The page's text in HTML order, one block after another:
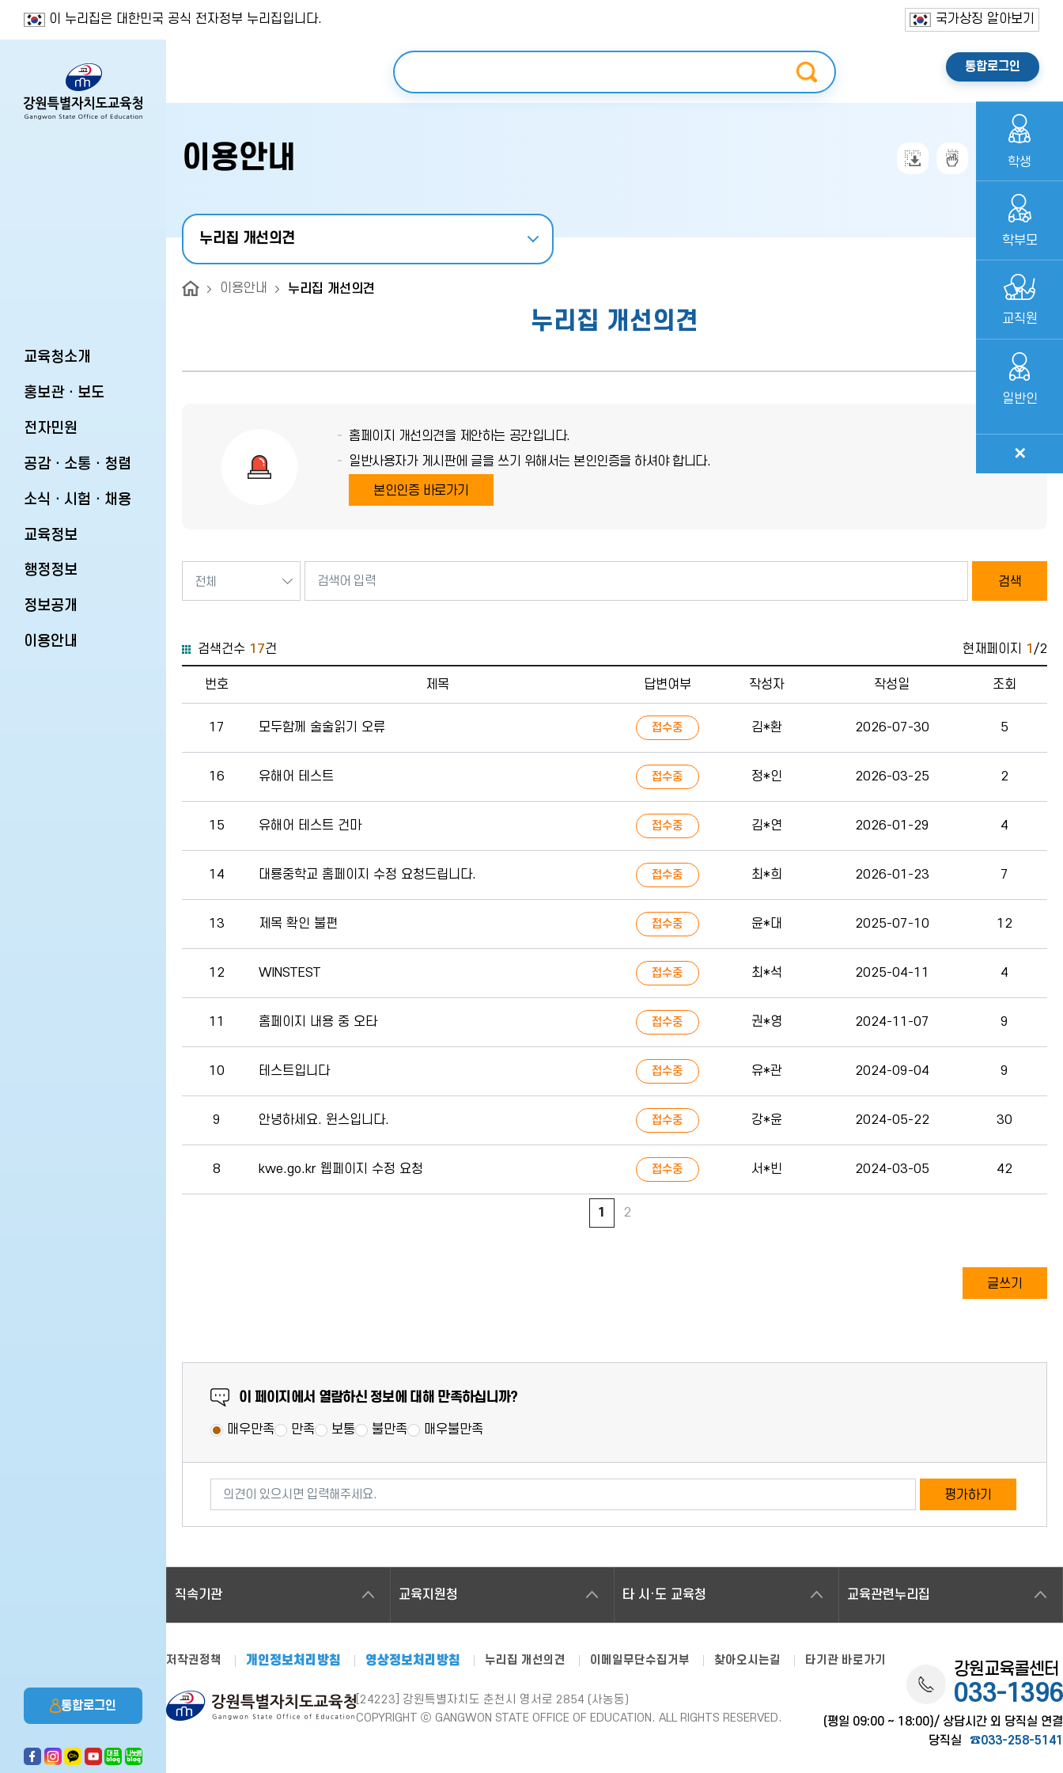
이 누리집은 대한민국 공식 전자정부 누리집입니다.
국가상징 알아보기
통합로그인
통합로그인
검색어 입력
교육청소개
홍보관ㆍ보도
전자민원
공감ㆍ소통ㆍ청렴
소식ㆍ시험ㆍ채용
교육정보
행정정보
정보공개
이용안내
이용안내
누리집 개선의견
이용안내 누리집 개선의견
누리집 개선의견
홈페이지 개선의견을 제안하는 공간입니다.
일반사용자가 게시판에 글을 쓰기 위해서는 본인인증을 하셔야 합니다.
본인인증 바로가기
검색
검색건수 17건 현재페이지 1 /2
번호 제목 답변여부 작성자 작성일 조회
17 모두함께 술술읽기 오류 접수중 김*환 2026-07-30 5
16 유해어 테스트 접수중 정*인 2026-03-25 2
15 유해어 테스트 건마 접수중 김*연 2026-01-29 4
14 대룡중학교 홈페이지 수정 요청드립니다. 접수중 최*희 2026-01-23 7
13 제목 확인 불편 접수중 윤*대 2025-07-10 12
12 WINSTEST 접수중 최*석 2025-04-11 4
11 홈페이지 내용 중 오타 접수중 권*영 2024-11-07 9
10 테스트입니다 접수중 유*관 2024-09-04 9
9 안녕하세요. 윈스입니다. 접수중 강*윤 2024-05-22 30
8 kwe.go.kr 웹페이지 수정 요청 접수중 서*빈 2024-03-05 42
1 2
글쓰기
만족도 조사
이 페이지에서 열람하신 정보에 대해 만족하십니까?
매우만족 만족 보통 불만족 매우불만족
의견이 있으시면 입력해주세요.
평가하기
직속기관 교육지원청 타 시·도 교육청 교육관련누리집
저작권정책 개인정보처리방침 영상정보처리방침 누리집 개선의견 이메일무단수집거부 찾아오시는길 타기관 바로가기
[24223] 강원특별자치도 춘천시 영서로 2854 (사농동)
COPYRIGHT ⓒ GANGWON STATE OFFICE OF EDUCATION. ALL RIGHTS RESERVED.
강원교육콜센터
033-1396
(평일 09:00 ~ 18:00)/ 상담시간 외 당직실 연결
당직실
☎033-258-5141
학생
학부모
교직원
일반인
✕